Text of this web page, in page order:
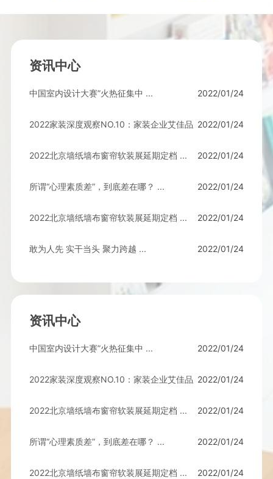
资讯中心
中国室内设计大赛”火热征集中 ... 2022/01/24
2022家装深度观察NO.10：家装企业艾佳品牌 ...
2022/01/24
2022北京墙纸墙布窗帘软装展延期定档 ... 2022/01/24
所谓“心理素质差”，到底差在哪？ ... 2022/01/24
2022北京墙纸墙布窗帘软装展延期定档 ... 2022/01/24
敢为人先 实干当头 聚力跨越 ... 2022/01/24
资讯中心
中国室内设计大赛”火热征集中 ... 2022/01/24
2022家装深度观察NO.10：家装企业艾佳品牌 ...
2022/01/24
2022北京墙纸墙布窗帘软装展延期定档 ... 2022/01/24
所谓“心理素质差”，到底差在哪？ ... 2022/01/24
2022北京墙纸墙布窗帘软装展延期定档 ... 2022/01/24